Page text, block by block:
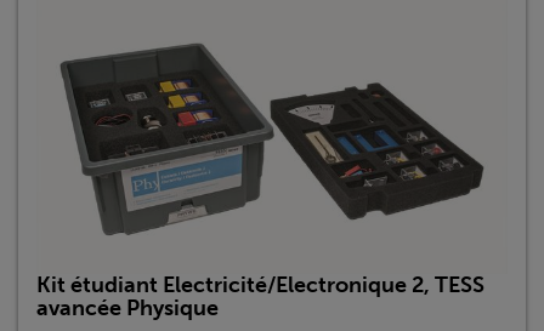
Kit étudiant Electricité/Electronique 2, TESS
avancée Physique